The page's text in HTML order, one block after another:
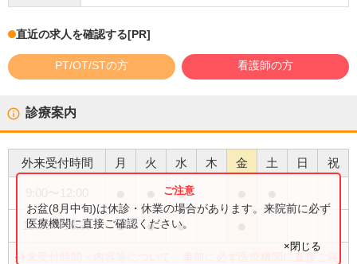
直近の求人を確認する[PR]
PT/OT/STの方 看護師の方
診療案内
外来受付時間 月 火 水 木 金 土 日 祝
●
15:30〜18:30 ● ● ●
外来受付時間・内容等について、事前に必ず医療機関に直接ご確
お盆(8月中旬)は休診・休業の場合があります。来院前に必ず
医療機関に直接ご確認ください。
×閉じる